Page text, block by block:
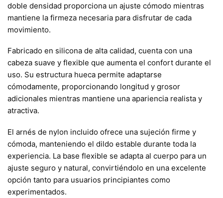
doble densidad proporciona un ajuste cómodo mientras
mantiene la firmeza necesaria para disfrutar de cada
movimiento.
Fabricado en silicona de alta calidad, cuenta con una
cabeza suave y flexible que aumenta el confort durante el
uso. Su estructura hueca permite adaptarse
cómodamente, proporcionando longitud y grosor
adicionales mientras mantiene una apariencia realista y
atractiva.
El arnés de nylon incluido ofrece una sujeción firme y
cómoda, manteniendo el dildo estable durante toda la
experiencia. La base flexible se adapta al cuerpo para un
ajuste seguro y natural, convirtiéndolo en una excelente
opción tanto para usuarios principiantes como
experimentados.